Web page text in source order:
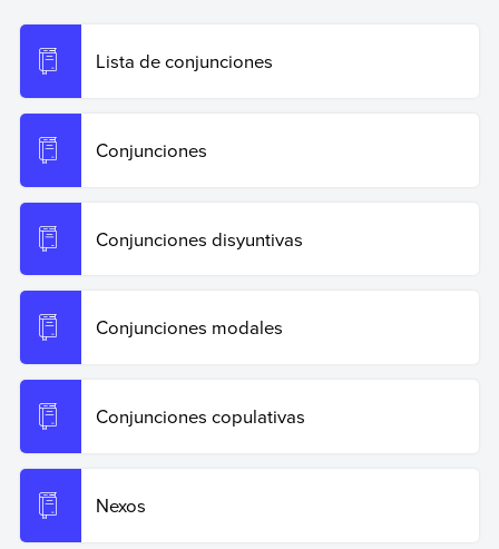
Recuperado el 19 de junio de 2026 de
https://www.ejemplos.co/conjunciones-subordinantes/
Copiar cita
Lista de conjunciones
Conjunciones
Conjunciones disyuntivas
Conjunciones modales
Conjunciones copulativas
Nexos